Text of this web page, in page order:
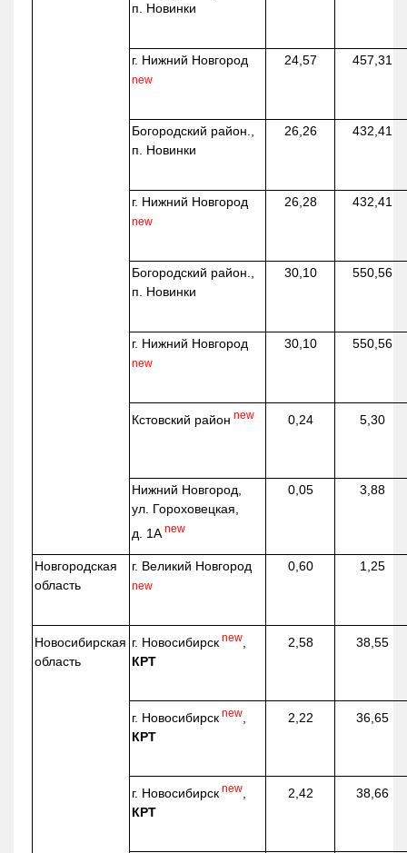
п. Новинки
г. Нижний Новгород
new
24,57 457,31
Богородский район.,
п. Новинки
26,26 432,41
г. Нижний Новгород
new
26,28 432,41
Богородский район.,
п. Новинки
30,10 550,56
г. Нижний Новгород
new
30,10 550,56
Кстовский район new 0,24 5,30
Нижний Новгород,
ул. Гороховецкая,
д. 1А new
0,05 3,88
Новгородская
область
г. Великий Новгород
new
0,60 1,25
Новосибирская
область
г. Новосибирск new
КРТ
2,58 38,55
г. Новосибирск new
КРТ
2,22 36,65
г. Новосибирск new
КРТ
2,42 38,66